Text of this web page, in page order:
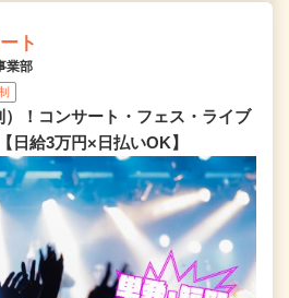
ト
業部
！コンサート・フェス・ライブ
日給3万円×日払いOK】